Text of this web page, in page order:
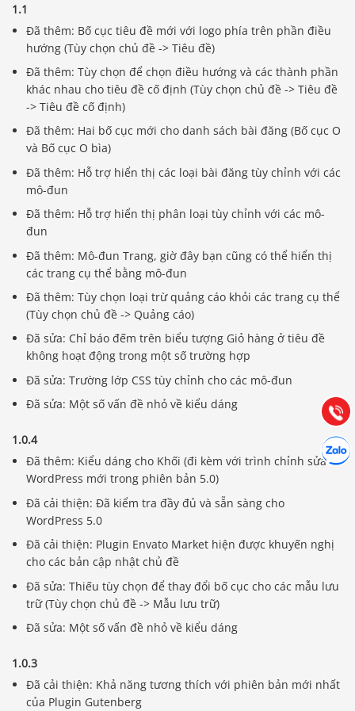
1.1
Đã thêm: Bố cục tiêu đề mới với logo phía trên phần điều
hướng (Tùy chọn chủ đề -> Tiêu đề)
Đã thêm: Tùy chọn để chọn điều hướng và các thành phần
khác nhau cho tiêu đề cố định (Tùy chọn chủ đề -> Tiêu đề
-> Tiêu đề cố định)
Đã thêm: Hai bố cục mới cho danh sách bài đăng (Bố cục O
và Bố cục O bìa)
Đã thêm: Hỗ trợ hiển thị các loại bài đăng tùy chỉnh với các
mô-đun
Đã thêm: Hỗ trợ hiển thị phân loại tùy chỉnh với các mô-
đun
Đã thêm: Mô-đun Trang, giờ đây bạn cũng có thể hiển thị
các trang cụ thể bằng mô-đun
Đã thêm: Tùy chọn loại trừ quảng cáo khỏi các trang cụ thể
(Tùy chọn chủ đề -> Quảng cáo)
Đã sửa: Chỉ báo đếm trên biểu tượng Giỏ hàng ở tiêu đề
không hoạt động trong một số trường hợp
Đã sửa: Trường lớp CSS tùy chỉnh cho các mô-đun
Đã sửa: Một số vấn đề nhỏ về kiểu dáng
1.0.4
Đã thêm: Kiểu dáng cho Khối (đi kèm với trình chỉnh sửa
WordPress mới trong phiên bản 5.0)
Đã cải thiện: Đã kiểm tra đầy đủ và sẵn sàng cho
WordPress 5.0
Đã cải thiện: Plugin Envato Market hiện được khuyến nghị
cho các bản cập nhật chủ đề
Đã sửa: Thiếu tùy chọn để thay đổi bố cục cho các mẫu lưu
trữ (Tùy chọn chủ đề -> Mẫu lưu trữ)
Đã sửa: Một số vấn đề nhỏ về kiểu dáng
1.0.3
Đã cải thiện: Khả năng tương thích với phiên bản mới nhất
của Plugin Gutenberg
Gọi
0903.976.769
Hướng dẫn & Hỗ trợ:
(028) 22.166.144
Chát
Tư vấn